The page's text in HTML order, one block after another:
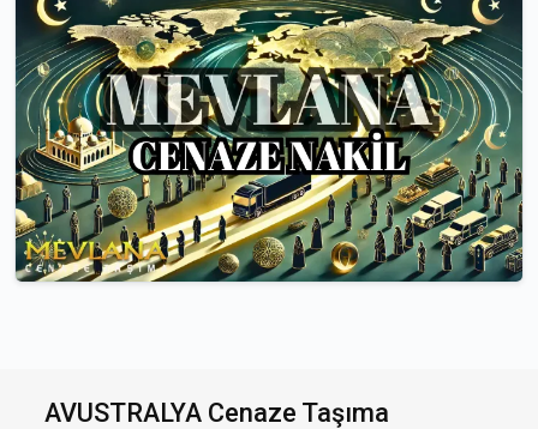
AVUSTRALYA Cenaze Taşıma